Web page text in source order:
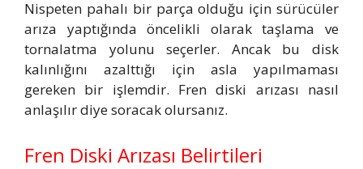
Nispeten pahalı bir parça olduğu için sürücüler
arıza yaptığında öncelikli olarak taşlama ve
tornalatma yolunu seçerler. Ancak bu disk
kalınlığını azalttığı için asla yapılmaması
gereken bir işlemdir. Fren diski arızası nasıl
anlaşılır diye soracak olursanız.
Fren Diski Arızası Belirtileri